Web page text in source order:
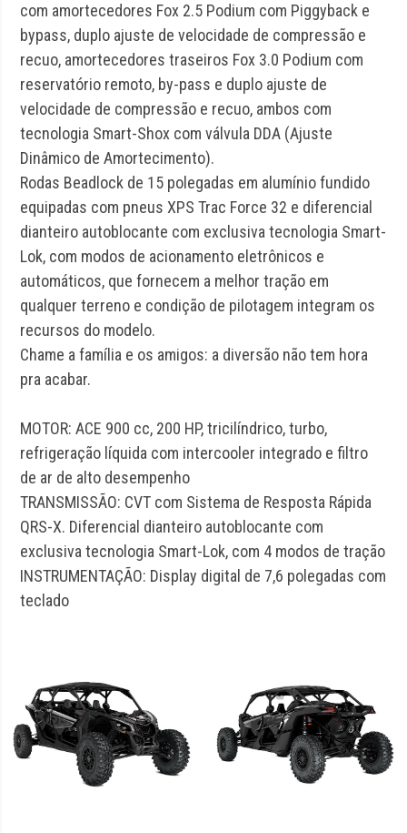
com amortecedores Fox 2.5 Podium com Piggyback e
bypass, duplo ajuste de velocidade de compressão e
recuo, amortecedores traseiros Fox 3.0 Podium com
reservatório remoto, by-pass e duplo ajuste de
velocidade de compressão e recuo, ambos com
tecnologia Smart-Shox com válvula DDA (Ajuste
Dinâmico de Amortecimento).
Rodas Beadlock de 15 polegadas em alumínio fundido
equipadas com pneus XPS Trac Force 32 e diferencial
dianteiro autoblocante com exclusiva tecnologia Smart-
Lok, com modos de acionamento eletrônicos e
automáticos, que fornecem a melhor tração em
qualquer terreno e condição de pilotagem integram os
recursos do modelo.
Chame a família e os amigos: a diversão não tem hora
pra acabar.
MOTOR: ACE 900 cc, 200 HP, tricilíndrico, turbo,
refrigeração líquida com intercooler integrado e filtro
de ar de alto desempenho
TRANSMISSÃO: CVT com Sistema de Resposta Rápida
QRS-X. Diferencial dianteiro autoblocante com
exclusiva tecnologia Smart-Lok, com 4 modos de tração
INSTRUMENTAÇÃO: Display digital de 7,6 polegadas com
teclado